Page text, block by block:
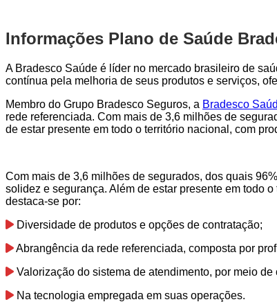
Informações Plano de Saúde
A Bradesco Saúde é líder no mercado brasileiro de
contínua pela melhoria de seus produtos e serviços,
Membro do Grupo Bradesco Seguros, a Bradesco
rede referenciada. Com mais de 3,6 milhões de
de estar presente em todo o território nacional, com
Com mais de 3,6 milhões de segurados, dos quais
solidez e segurança. Além de estar presente em todo
destaca-se por:
Diversidade de produtos e opções de contratação;
Abrangência da rede referenciada, composta por
Valorização do sistema de atendimento, por meio
Na tecnologia empregada em suas operações.